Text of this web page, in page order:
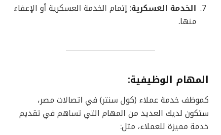
الخدمة العسكرية: إتمام الخدمة العسكرية أو الإعفاء
منها.
المهام الوظيفية:
كموظف خدمة عملاء (كول سنتر) في اتصالات مصر،
ستكون لديك العديد من المهام التي تساهم في تقديم
خدمة مميزة للعملاء، مثل: